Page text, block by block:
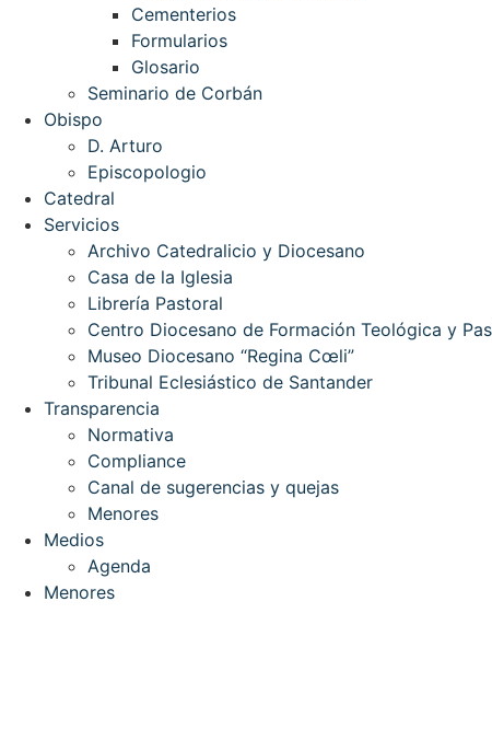
Cementerios
Formularios
Glosario
Seminario de Corbán
Obispo
D. Arturo
Episcopologio
Catedral
Servicios
Archivo Catedralicio y Diocesano
Casa de la Iglesia
Librería Pastoral
Centro Diocesano de Formación Teológica y
Museo Diocesano “Regina Cœli”
Tribunal Eclesiástico de Santander
Transparencia
Normativa
Compliance
Canal de sugerencias y quejas
Menores
Medios
Agenda
Menores